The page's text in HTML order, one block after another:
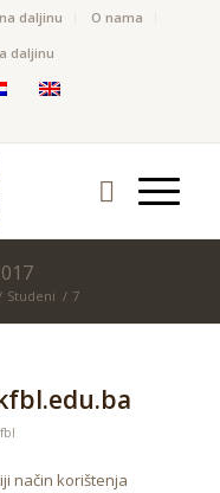
daljinu
O nama
daljinu
Studeni / 7
način korištenja